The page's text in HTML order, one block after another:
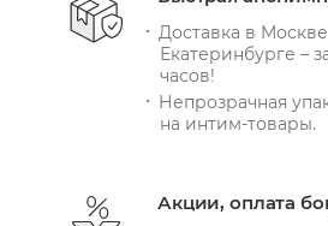
Доставка в
Екатеринбурге –
часов!
Непрозрачная
на интим-товары.
Акции, оплата